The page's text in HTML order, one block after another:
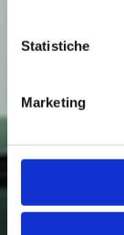
Statistiche
Marketing